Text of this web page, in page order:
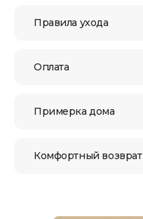
Правила ухода
Оплата
Примерка дома
Комфортный возврат